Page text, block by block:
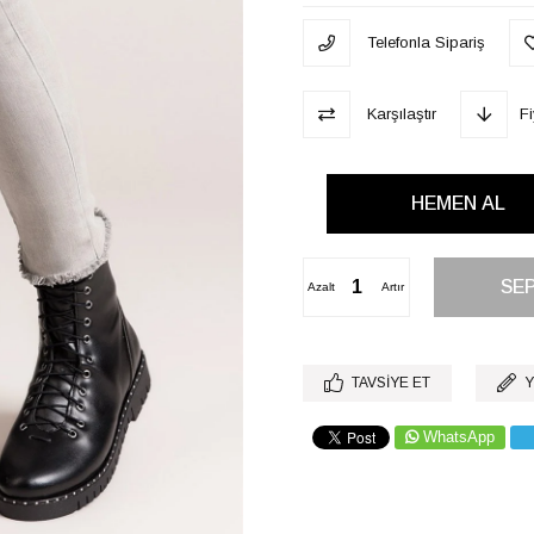
Telefonla Sipariş
Karşılaştır
Artır
Azalt
TAVSIYE ET
WhatsApp